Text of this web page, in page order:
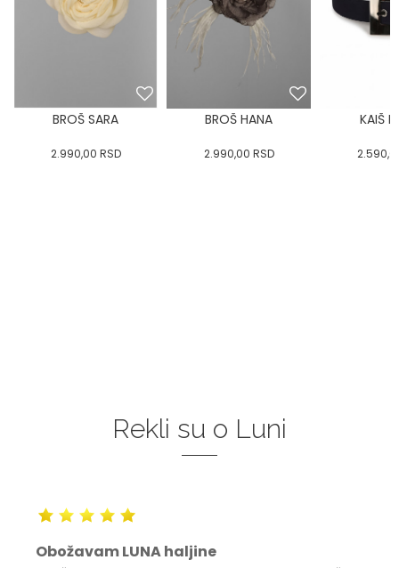
BROŠ SARA
2.990,00 RSD
BROŠ HANA
2.990,00 RSD
KAIŠ
Rekli su o Luni
Obožavam LUNA haljine